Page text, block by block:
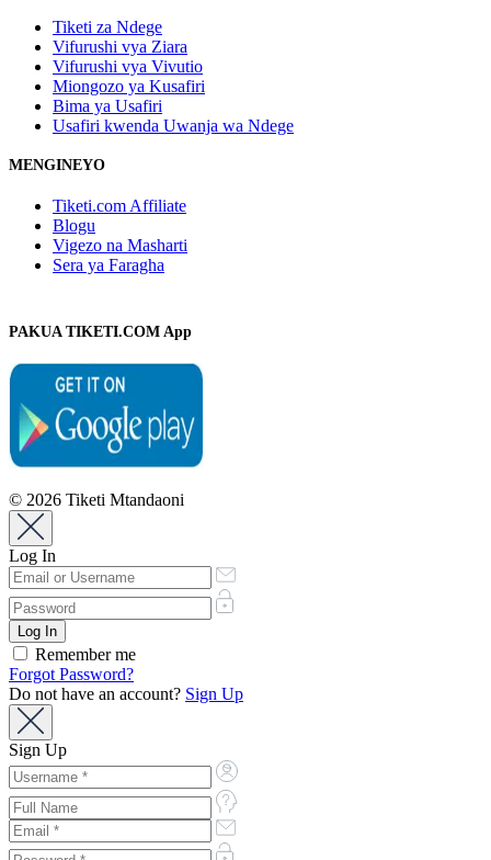
Tiketi za Ndege
Vifurushi vya Ziara
Vifurushi vya Vivutio
Miongozo ya Kusafiri
Bima ya Usafiri
Usafiri kwenda Uwanja wa Ndege
MENGINEYO
Tiketi.com Affiliate
Blogu
Vigezo na Masharti
Sera ya Faragha
PAKUA TIKETI.COM App
© 2026 Tiketi Mtandaoni
Log In
Remember me
Forgot Password?
Do not have an account? Sign Up
Sign Up